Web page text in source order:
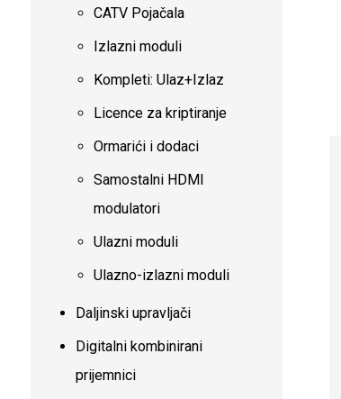
CATV Pojačala
Izlazni moduli
Kompleti: Ulaz+Izlaz
Licence za kriptiranje
Ormarići i dodaci
Samostalni HDMI
modulatori
Ulazni moduli
Ulazno-izlazni moduli
Daljinski upravljači
Digitalni kombinirani
prijemnici